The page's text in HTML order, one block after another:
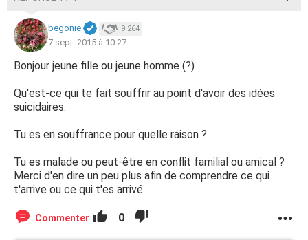
begonie 9 264
7 sept. 2015 à 10:27
Bonjour jeune fille ou jeune homme (?)
Qu'est-ce qui te fait souffrir au point d'avoir des idées
suicidaires.
Tu es en souffrance pour quelle raison ?
Tu es malade ou peut-être en conflit familial ou amical ?
Merci d'en dire un peu plus afin de comprendre ce qui
t'arrive ou ce qui t'es arrivé.
Commenter 0